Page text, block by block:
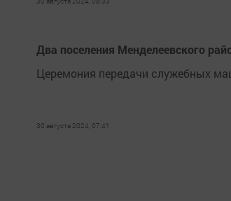
Два поселения Менделеевского
Церемония передачи служебных
30 августа 2024, 07:41